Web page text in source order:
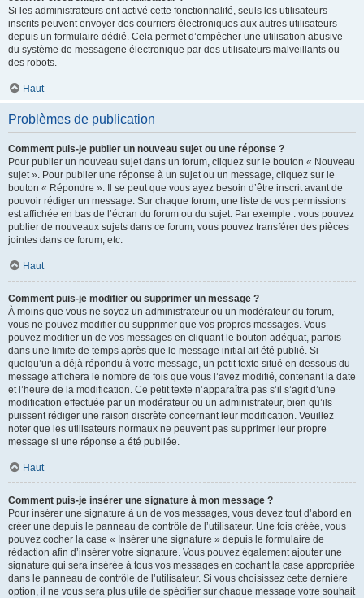
Si les administrateurs ont activé cette fonctionnalité, seuls les utilisateurs
inscrits peuvent envoyer des courriers électroniques aux autres utilisateurs
depuis un formulaire dédié. Cela permet d’empêcher une utilisation abusive
du système de messagerie électronique par des utilisateurs malveillants ou
des robots.
Haut
Problèmes de publication
Comment puis-je publier un nouveau sujet ou une réponse ?
Pour publier un nouveau sujet dans un forum, cliquez sur le bouton « Nouveau
sujet ». Pour publier une réponse à un sujet ou un message, cliquez sur le
bouton « Répondre ». Il se peut que vous ayez besoin d’être inscrit avant de
pouvoir rédiger un message. Sur chaque forum, une liste de vos permissions
est affichée en bas de l’écran du forum ou du sujet. Par exemple : vous pouvez
publier de nouveaux sujets dans ce forum, vous pouvez transférer des pièces
jointes dans ce forum, etc.
Haut
Comment puis-je modifier ou supprimer un message ?
À moins que vous ne soyez un administrateur ou un modérateur du forum,
vous ne pouvez modifier ou supprimer que vos propres messages. Vous
pouvez modifier un de vos messages en cliquant le bouton adéquat, parfois
dans une limite de temps après que le message initial ait été publié. Si
quelqu’un a déjà répondu à votre message, un petit texte situé en dessous du
message affichera le nombre de fois que vous l’avez modifié, contenant la date
et l’heure de la modification. Ce petit texte n’apparaîtra pas s’il s’agit d’une
modification effectuée par un modérateur ou un administrateur, bien qu’ils
puissent rédiger une raison discrète concernant leur modification. Veuillez
noter que les utilisateurs normaux ne peuvent pas supprimer leur propre
message si une réponse a été publiée.
Haut
Comment puis-je insérer une signature à mon message ?
Pour insérer une signature à un de vos messages, vous devez tout d’abord en
créer une depuis le panneau de contrôle de l’utilisateur. Une fois créée, vous
pouvez cocher la case « Insérer une signature » depuis le formulaire de
rédaction afin d’insérer votre signature. Vous pouvez également ajouter une
signature qui sera insérée à tous vos messages en cochant la case appropriée
dans le panneau de contrôle de l’utilisateur. Si vous choisissez cette dernière
option, il ne vous sera plus utile de spécifier sur chaque message votre souhait